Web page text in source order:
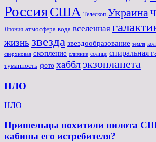
РоссияСША Телескоп Украина
Япония атмосфера вода вселенная
жизнь звезда звездообразование земля
сверхновая скопление слияние солнце спиральная
туманность фото хаббл экзопланета
НЛО
НЛО
Пришельцы похитили пилота
кабины его истребителя?